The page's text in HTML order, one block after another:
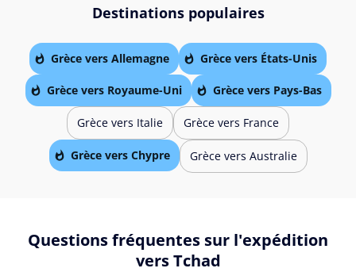
Destinations populaires
Grèce vers Allemagne Grèce vers États-Unis
Grèce vers Royaume-Uni Grèce vers Pays-Bas
Grèce vers Italie Grèce vers France
Grèce vers Chypre Grèce vers Australie
Questions fréquentes sur l'expédition
vers Tchad